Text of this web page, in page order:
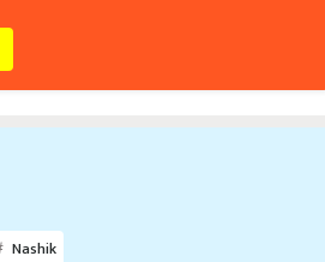
Nashik